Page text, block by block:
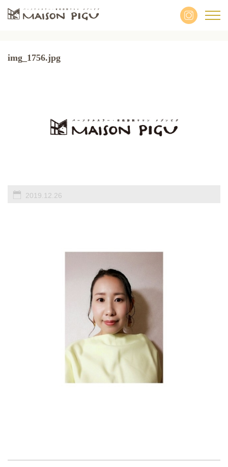
img_1756.jpg
2019.12.26